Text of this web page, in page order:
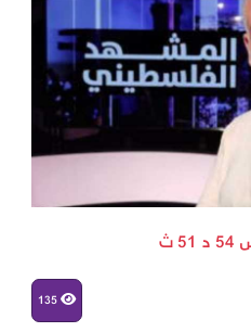
135